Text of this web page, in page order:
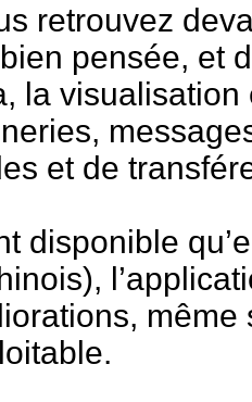
retrouvez
pensée, et
la
et de
disponible